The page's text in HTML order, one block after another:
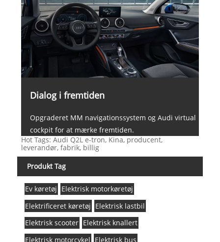
Dialog i fremtiden
Opgraderet MM navigationssystem og Audi virtual
cockpit for at mærke fremtiden.
Hot Tags: Audi Q2L e-tron, Kina, producent,
leverandør, fabrik, billig
Produkt Tag
Ev køretøj Elektrisk motorkøretøj
Elektrificeret køretøj Elektrisk lastbil
Elektrisk scooter Elektrisk knallert
Elektrisk motorcykel Elektrisk bus